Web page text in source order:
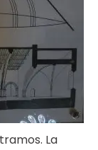
La